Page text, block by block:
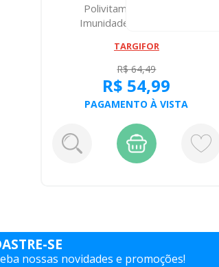
Polivitaminico Targifor
Imunidadesdades Az 30
TARGIFOR
R$ 64,49
R$ 54,99
PAGAMENTO À VISTA
SE
nossas novidades e promoções!